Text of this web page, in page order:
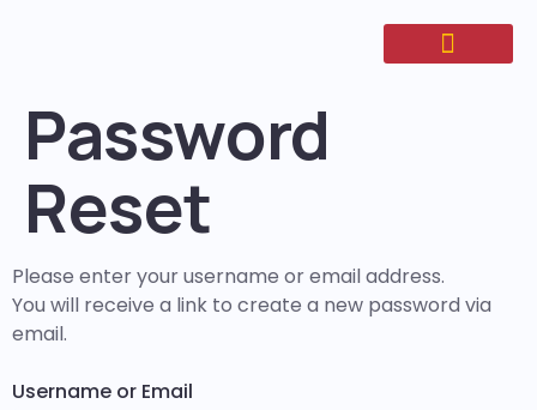
Password
Reset
Please enter your username or email address.
You will receive a link to create a new password via
email.
Username or Email